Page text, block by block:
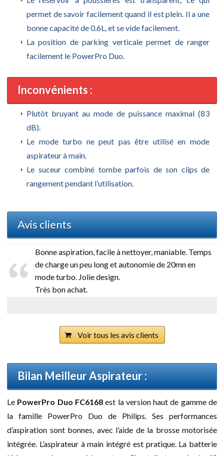
permet de savoir facilement quand il est plein. Il a une
bonne capacité de 0.6L, et se vide facilement.
La position de parking verticale permet de ranger
facilement le PowerPro Duo.
Inconvénients :
Plutôt bruyant au mode de puissance maximal (83
dB).
Le mode turbo ne peut pas être utilisé en mode
aspirateur à main.
Le suceur combiné tombe parfois de son clips de
rangement pendant l’utilisation.
Avis clients
Bonne aspiration, facile à nettoyer, maniable. Temps
de charge un peu long et autonomie de 20mn en
mode turbo. Jolie design.
Très bon achat.
Voir tous les avis clients
Bilan Meilleur Aspirateur :
Le PowerPro Duo FC6168est la version haut de gamme de
la famille PowerPro Duo de Philips. Ses performances
d’aspiration sont bonnes, avec l’aide de la brosse motorisée
intégrée. L’aspirateur à main intégré est pratique. La batterie